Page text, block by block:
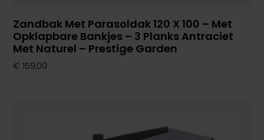
Zandbak Met Parasoldak 120 X 100 – Met
Opklapbare Bankjes – 3 Planks Antraciet
Met Naturel – Prestige Garden
€ 159,00